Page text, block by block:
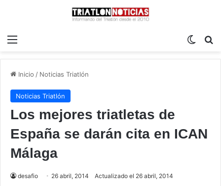
Inicio / Noticias Triatlón
Noticias Triatlón
Los mejores triatletas de
España se darán cita en ICAN
Málaga
desafio 26 abril, 2014 Actualizado el 26 abril, 2014